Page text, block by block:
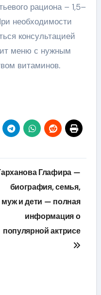
рациона – 1,5–
необходимости
консультацией
меню с нужным
витаминов.
Глафира —
биография, семья,
муж и дети — полная
информация о
популярной актрисе